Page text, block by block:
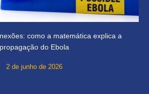
como a matemática explica a
propagação do Ebola
2 de junho de 2026